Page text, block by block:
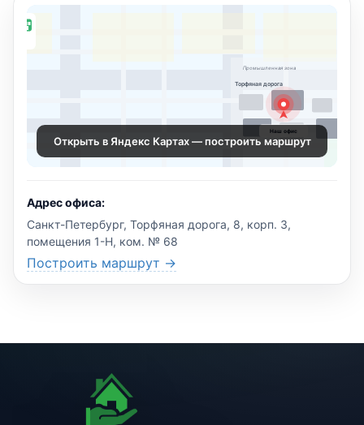
Промышленная зона
Торфяная дорога
Наш офис
Открыть в Яндекс Картах — построить маршрут
Адрес офиса:
Санкт-Петербург, Торфяная дорога, 8, корп. 3,
помещения 1-Н, ком. № 68
Построить маршрут →